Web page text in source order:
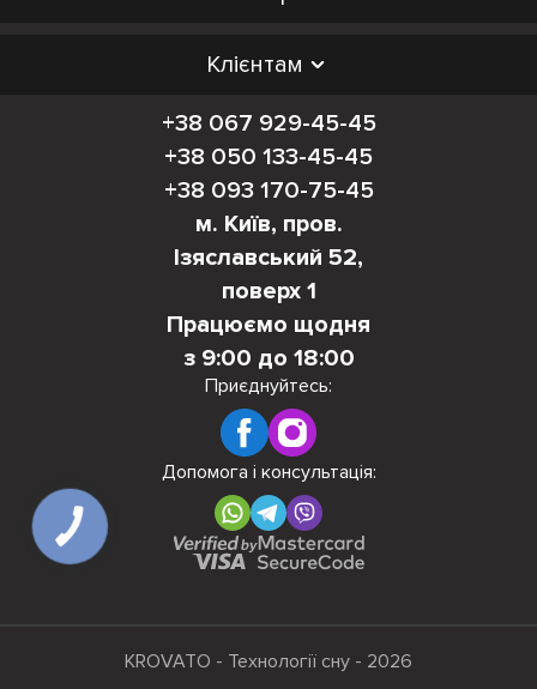
Клієнтам
+38 067 929-45-45
+38 050 133-45-45
+38 093 170-75-45
м. Київ, пров.
Ізяславський 52,
поверх 1
Працюємо щодня
з 9:00 до 18:00
Приєднуйтесь:
Допомога і консультація:
KROVATO - Технології сну - 2026
КНОПКА
ЗВ'ЯЗКУ